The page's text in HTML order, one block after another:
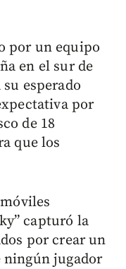
por un equipo
en el sur de
esperado
por
de 18
que los
capturó la
por crear un
ningún jugador